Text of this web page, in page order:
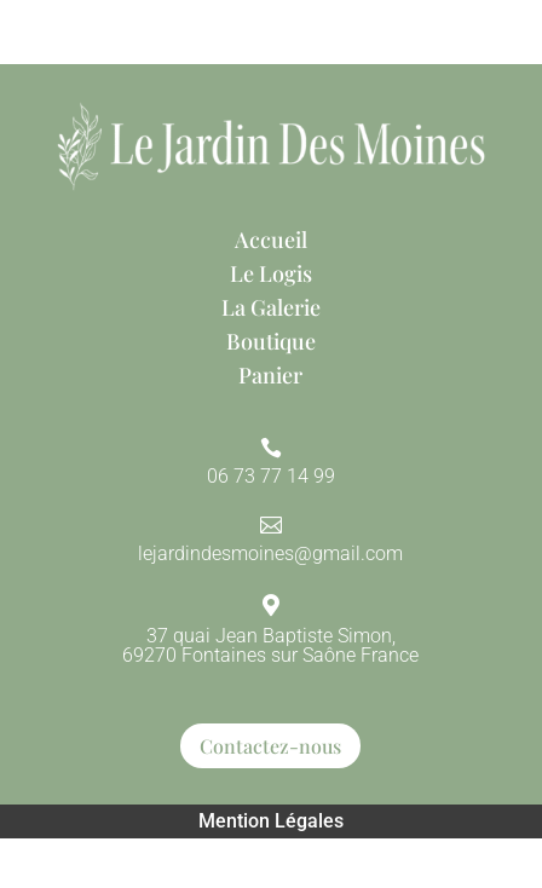
Accueil
Le Logis
La Galerie
Boutique
Panier

06 73 77 14 99

lejardindesmoines@gmail.com

37 quai Jean Baptiste Simon,
69270 Fontaines sur Saône France
Contactez-nous
Mention Légales